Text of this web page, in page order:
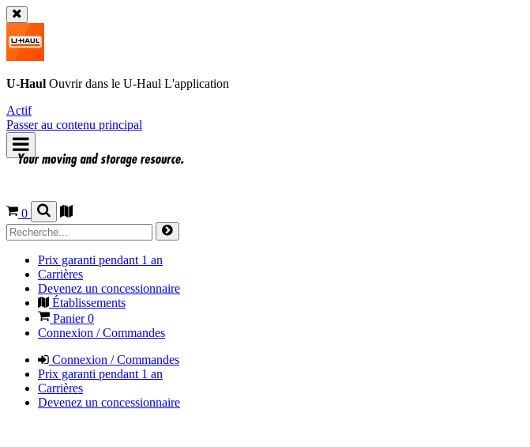
U-Haul Ouvrir dans le U-Haul L'application
Actif
Passer au contenu principal
0
Prix garanti pendant 1 an
Carrières
Devenez un concessionnaire
Établissements
Panier0
Connexion / Commandes
Connexion / Commandes
Prix garanti pendant 1 an
Carrières
Devenez un concessionnaire